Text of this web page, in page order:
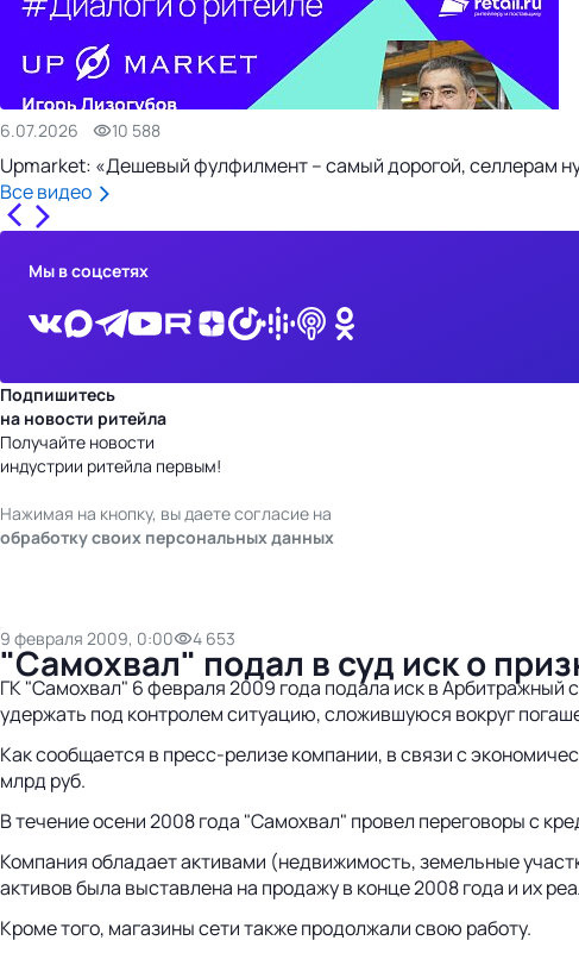
6.07.2026 10 588
Upmarket: «Дешевый фулфилмент – самый дорогой, селлерам
Все видео
Мы в соцсетях
Подпишитесь
на новости ритейла
Получайте новости
индустрии ритейла первым!
Нажимая на кнопку, вы даете согласие на
обработку своих персональных данных
9 февраля 2009, 0:00 4 653
"Самохвал" подал в суд иск о
ГК "Самохвал" 6 февраля 2009 года подала иск в Арбитражный
удержать под контролем ситуацию, сложившуюся вокруг
Как сообщается в пресс-релизе компании, в связи с
млрд руб.
В течение осени 2008 года "Самохвал" провел переговоры с
Компания обладает активами (недвижимость, земельные
активов была выставлена на продажу в конце 2008 года и их
Кроме того, магазины сети также продолжали свою работу.